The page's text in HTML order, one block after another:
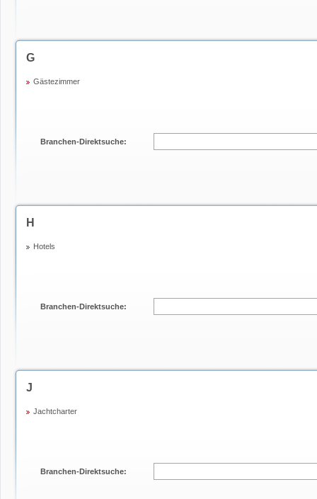
G
Gästezimmer
Branchen-Direktsuche:
H
Hotels
Branchen-Direktsuche:
J
Jachtcharter
Branchen-Direktsuche: